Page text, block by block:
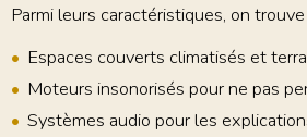
Parmi leurs caractéristiques, on trouve
Espaces couverts climatisés et
Moteurs insonorisés pour ne pas
Systèmes audio pour les